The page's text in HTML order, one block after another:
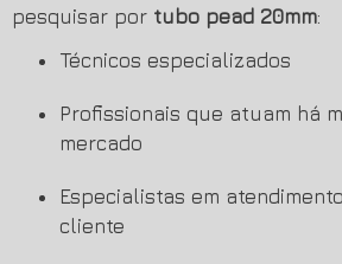
pesquisar por tubo pead 20mm:
técnicos especializados
profissionais que atuam há mais de 20 anos no
mercado
especialistas em atendimento personalizado ao
cliente